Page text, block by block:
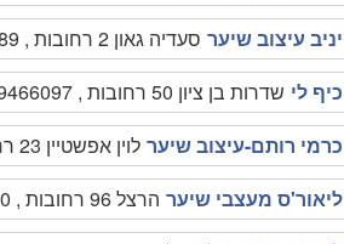
יניב עיצוב שיער סעדיה גאון 2 רחובות , 0506654489
כיף לי שדרות בן ציון 50 רחובות , 089466097
כרמי רותם-עיצוב שיער לוין אפשטיין 23 רחובות , 089466901
ליאור'ס מעצבי שיער הרצל 96 רחובות , 089348680